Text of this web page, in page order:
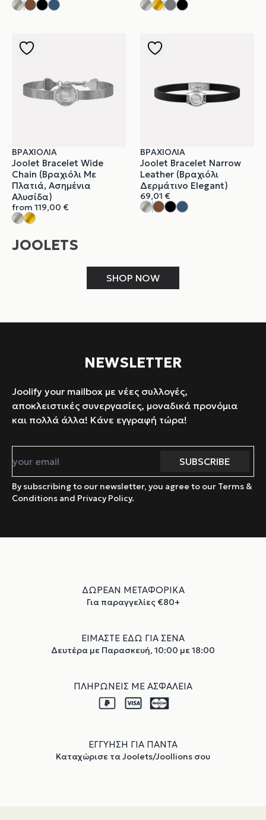
ΒΡΑΧΙΌΛΙΑ
Joolet Bracelet Wide
Chain (Βραχιόλι Με
Πλατιά, Ασημένια
Αλυσίδα)
from 119,00 €
ΒΡΑΧΙΌΛΙΑ
Joolet Bracelet Narrow
Leather (Βραχιόλι
Δερμάτινο Elegant)
69,01 €
JOOLETS
SHOP NOW
NEWSLETTER
Joolify your mailbox με νέες συλλογές,
αποκλειστικές συνεργασίες, μοναδικά προνόμια
και πολλά άλλα! Κάνε εγγραφή τώρα!
By subscribing to our newsletter, you agree to our Terms &
Conditions and Privacy Policy.
ΔΩΡΕΑΝ ΜΕΤΑΦΟΡΙΚΑ
Για παραγγελίες €80+
ΕΙΜΑΣΤΕ ΕΔΩ ΓΙΑ ΣΕΝΑ
Δευτέρα με Παρασκευή, 10:00 με 18:00
ΠΛΗΡΩΝΕΙΣ ΜΕ ΑΣΦΑΛΕΙΑ
ΕΓΓΥΗΣΗ ΓΙΑ ΠΑΝΤΑ
Καταχώρισε τα Joolets/Joollions σου